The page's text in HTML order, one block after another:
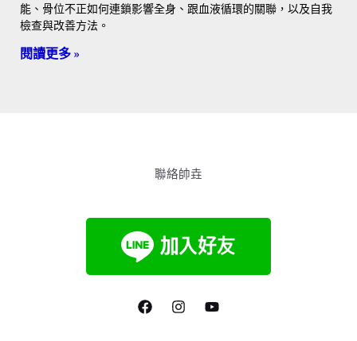
能、骨位不正如何連鎖影響全身、跟血液循環的關聯，以及自我
檢查與改善方法。
閱讀更多 »
聯絡帥垚